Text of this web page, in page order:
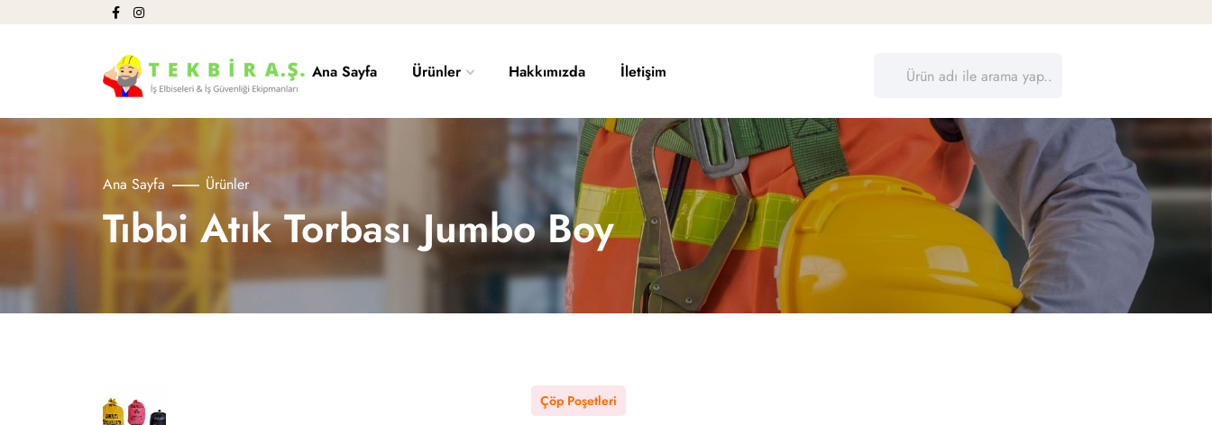
Ana Sayfa Ürünler Hakkımızda İletişim
Ana Sayfa Ürünler
Tıbbi Atık Torbası Jumbo Boy
Çöp Poşetleri